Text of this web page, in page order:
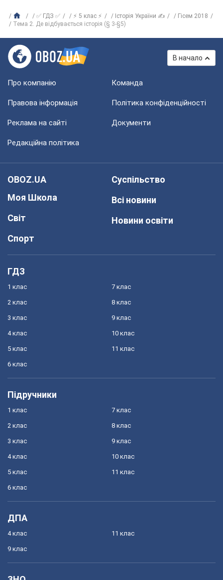
✅ ГДЗ ✅ ⚡ 5 клас ⚡ Історія України ✍
Гісем 2018
Тема 2. Де відбувається історія (§ 3-§5)
В начало
Про компанію Команда
Правова інформація Політика конфіденційності
Реклама на сайті Документи
Редакційна політика
OBOZ.UA
Моя Школа
Світ
Спорт
Суспільство
Всі новини
Новини освіти
ГДЗ
1 клас
2 клас
3 клас
4 клас
5 клас
6 клас
7 клас
8 клас
9 клас
10 клас
11 клас
Підручники
1 клас
2 клас
3 клас
4 клас
5 клас
6 клас
7 клас
8 клас
9 клас
10 клас
11 клас
ДПА
4 клас
9 клас
11 клас